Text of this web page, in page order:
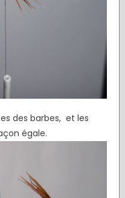
des barbes, et les
égale.